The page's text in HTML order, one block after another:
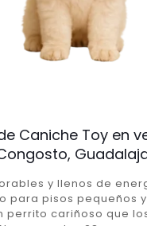
Caniche Toy en
y llenos de
para pisos pequeños
perrito cariñoso que